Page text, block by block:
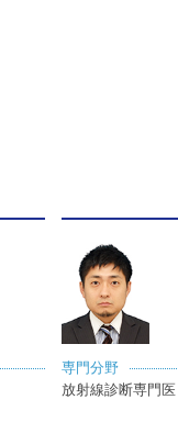
専門分野
放射線診断専門医